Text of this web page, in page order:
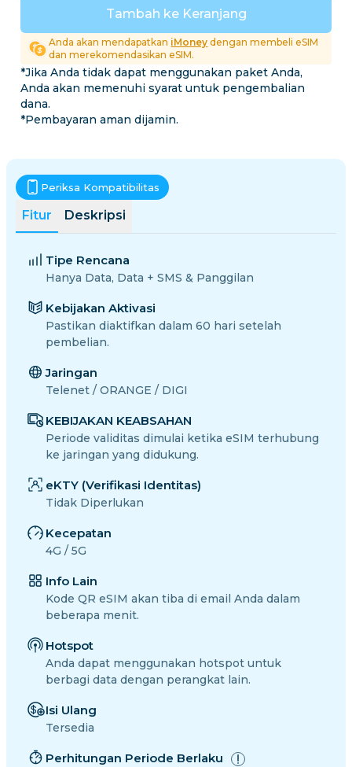
Tambah ke Keranjang
Anda akan mendapatkan iMoney dengan membeli eSIM
dan merekomendasikan eSIM.
*Jika Anda tidak dapat menggunakan paket Anda,
Anda akan memenuhi syarat untuk pengembalian
dana.
*Pembayaran aman dijamin.
Fitur Deskripsi
Periksa Kompatibilitas
Tipe Rencana
Hanya Data, Data + SMS & Panggilan
Kebijakan Aktivasi
Pastikan diaktifkan dalam 60 hari setelah
pembelian.
Jaringan
Telenet / ORANGE / DIGI
KEBIJAKAN KEABSAHAN
Periode validitas dimulai ketika eSIM terhubung
ke jaringan yang didukung.
eKTY (Verifikasi Identitas)
Tidak Diperlukan
Kecepatan
4G / 5G
Info Lain
Kode QR eSIM akan tiba di email Anda dalam
beberapa menit.
Hotspot
Anda dapat menggunakan hotspot untuk
berbagi data dengan perangkat lain.
Isi Ulang
Tersedia
Perhitungan Periode Berlaku